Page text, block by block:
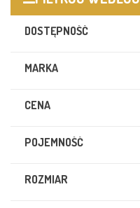
DOSTĘPNOŚĆ
MARKA
CENA
POJEMNOŚĆ
ROZMIAR